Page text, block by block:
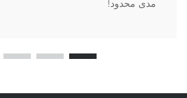
مدى محدود!